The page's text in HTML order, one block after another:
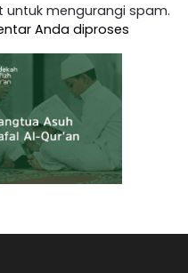
untuk mengurangi spam.
Anda diproses